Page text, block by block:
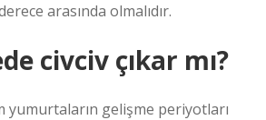
arasında olmalıdır.
civciv çıkar mı?
yumurtaların gelişme periyotları